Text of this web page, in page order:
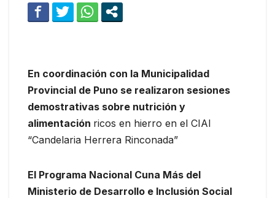
En coordinación con la Municipalidad
Provincial de Puno se realizaron sesiones
demostrativas sobre nutrición y
alimentación ricos en hierro en el CIAI
“Candelaria Herrera Rinconada”
El Programa Nacional Cuna Más del
Ministerio de Desarrollo e Inclusión Social